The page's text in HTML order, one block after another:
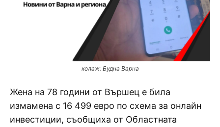
колаж: Будна Варна
Жена на 78 години от Вършец е била
измамена с 16 499 евро по схема за онлайн
инвестиции, съобщиха от Областната